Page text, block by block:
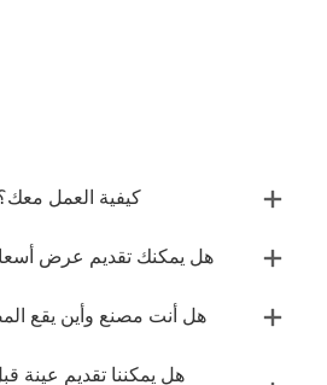
كيفية العمل
هل يمكنك تقديم عرض
هل أنت مصنع وأين يقع
هل يمكننا تقديم عينة